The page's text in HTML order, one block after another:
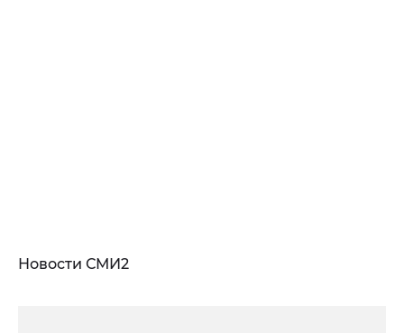
Новости СМИ2